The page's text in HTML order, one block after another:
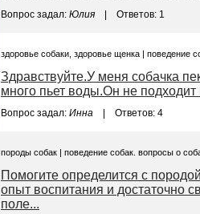
Вопрос задал: Юлия | Ответов: 1
здоровье собаки, здоровье щенка | поведение
Здравствуйте.У меня собачка
много пьет воды.Он не подходит
Вопрос задал: Инна | Ответов: 4
породы собак | поведение собак. вопросы о
Помогите определится с
опыт воспитания и достаточно
поле...